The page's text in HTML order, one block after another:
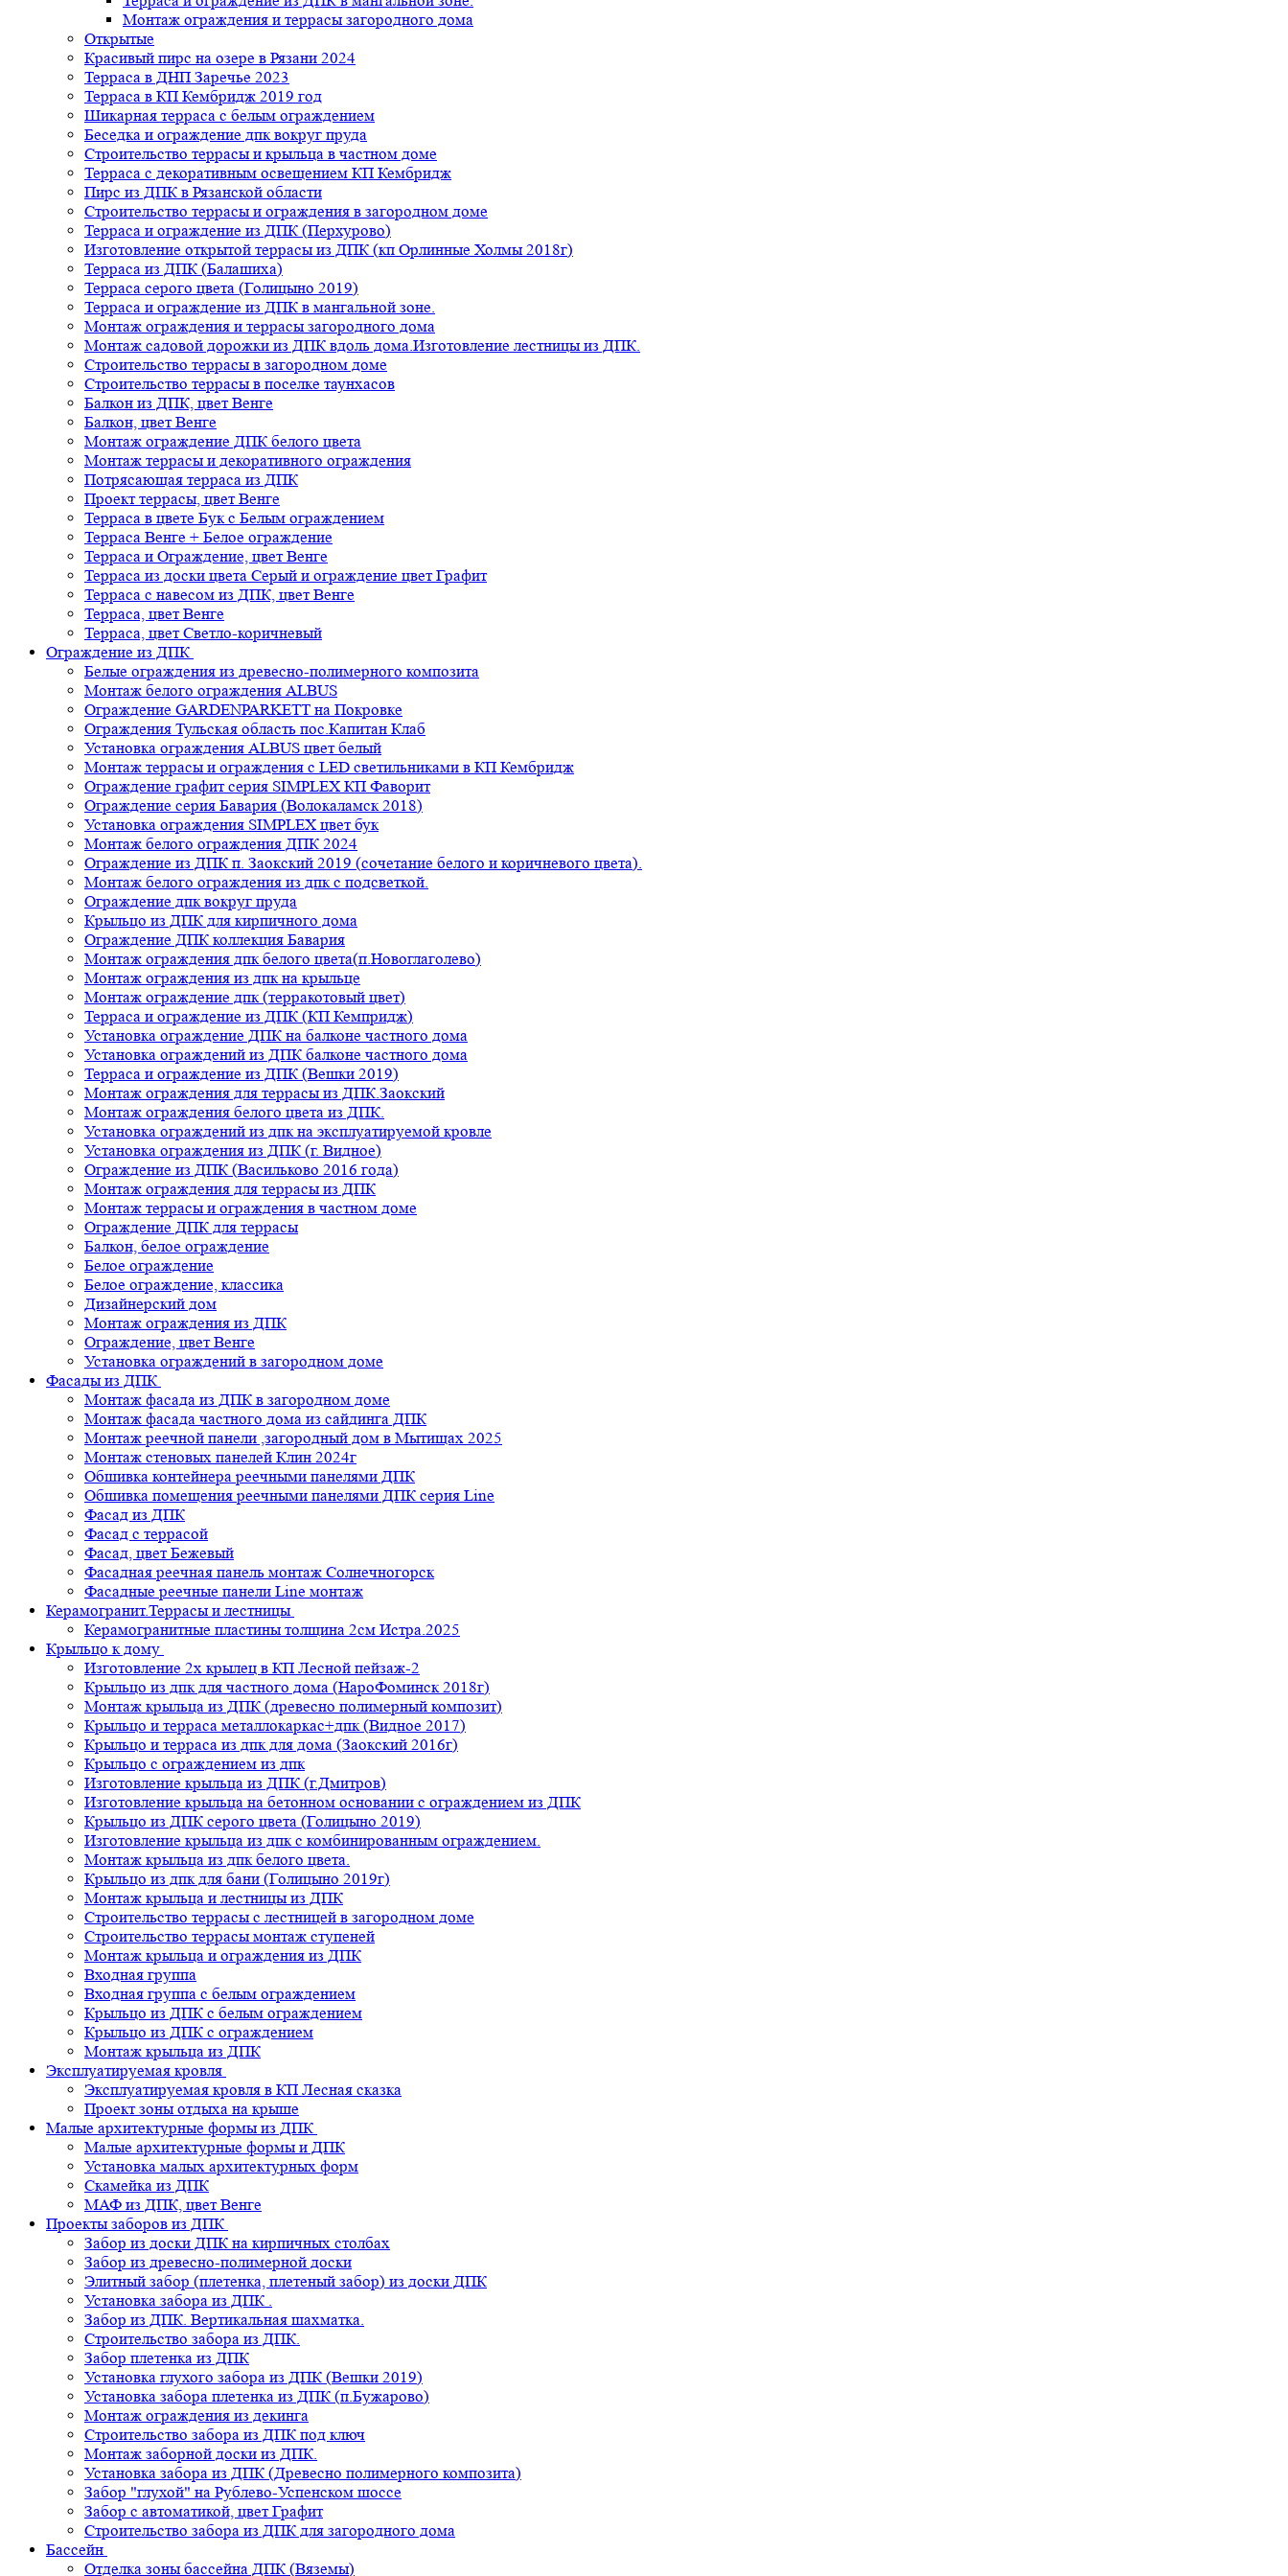
Монтаж ограждения и террасы загородного дома
Открытые
Красивый пирс на озере в Рязани 2024
Терраса в ДНП Заречье 2023
Терраса в КП Кембридж 2019 год
Шикарная терраса с белым ограждением
Беседка и ограждение дпк вокруг пруда
Строительство террасы и крыльца в частном доме
Терраса с декоративным освещением КП Кембридж
Пирс из ДПК в Рязанской области
Строительство террасы и ограждения в загородном доме
Терраса и ограждение из ДПК (Перхурово)
Изготовление открытой террасы из ДПК (кп Орлинные Холмы 2018г)
Терраса из ДПК (Балашиха)
Терраса серого цвета (Голицыно 2019)
Терраса и ограждение из ДПК в мангальной зоне.
Монтаж ограждения и террасы загородного дома
Монтаж садовой дорожки из ДПК вдоль дома.Изготовление лестницы из ДПК.
Строительство террасы в загородном доме
Строительство террасы в поселке таунхасов
Балкон из ДПК, цвет Венге
Балкон, цвет Венге
Монтаж ограждение ДПК белого цвета
Монтаж террасы и декоративного ограждения
Потрясающая терраса из ДПК
Проект террасы, цвет Венге
Терраса в цвете Бук с Белым ограждением
Терраса Венге + Белое ограждение
Терраса и Ограждение, цвет Венге
Терраса из доски цвета Серый и ограждение цвет Графит
Терраса с навесом из ДПК, цвет Венге
Терраса, цвет Венге
Терраса, цвет Светло-коричневый
Ограждение из ДПК
Белые ограждения из древесно-полимерного композита
Монтаж белого ограждения ALBUS
Ограждение GARDENPARKETT на Покровке
Ограждения Тульская область пос.Капитан Клаб
Установка ограждения ALBUS цвет белый
Монтаж террасы и ограждения с LED светильниками в КП Кембридж
Ограждение графит серия SIMPLEX КП Фаворит
Ограждение серия Бавария (Волокаламск 2018)
Установка ограждения SIMPLEX цвет бук
Монтаж белого ограждения ДПК 2024
Ограждение из ДПК п. Заокский 2019 (сочетание белого и коричневого цвета).
Монтаж белого ограждения из дпк с подсветкой.
Ограждение дпк вокруг пруда
Крыльцо из ДПК для кирпичного дома
Ограждение ДПК коллекция Бавария
Монтаж ограждения дпк белого цвета(п.Новоглаголево)
Монтаж ограждения из дпк на крыльце
Монтаж ограждение дпк (терракотовый цвет)
Терраса и ограждение из ДПК (КП Кемпридж)
Установка ограждение ДПК на балконе частного дома
Установка ограждений из ДПК балконе частного дома
Терраса и ограждение из ДПК (Вешки 2019)
Монтаж ограждения для террасы из ДПК.Заокский
Монтаж ограждения белого цвета из ДПК.
Установка ограждений из дпк на эксплуатируемой кровле
Установка ограждения из ДПК (г. Видное)
Ограждение из ДПК (Васильково 2016 года)
Монтаж ограждения для террасы из ДПК
Монтаж террасы и ограждения в частном доме
Ограждение ДПК для террасы
Балкон, белое ограждение
Белое ограждение
Белое ограждение, классика
Дизайнерский дом
Монтаж ограждения из ДПК
Ограждение, цвет Венге
Установка ограждений в загородном доме
Фасады из ДПК
Монтаж фасада из ДПК в загородном доме
Монтаж фасада частного дома из сайдинга ДПК
Монтаж реечной панели ,загородный дом в Мытищах 2025
Монтаж стеновых панелей Клин 2024г
Обшивка контейнера реечными панелями ДПК
Обшивка помещения реечными панелями ДПК серия Line
Фасад из ДПК
Фасад с террасой
Фасад, цвет Бежевый
Фасадная реечная панель монтаж Солнечногорск
Фасадные реечные панели Line монтаж
Керамогранит.Террасы и лестницы
Керамогранитные пластины толщина 2см Истра.2025
Крыльцо к дому
Изготовление 2х крылец в КП Лесной пейзаж-2
Крыльцо из дпк для частного дома (НароФоминск 2018г)
Монтаж крыльца из ДПК (древесно полимерный композит)
Крыльцо и терраса металлокаркас+дпк (Видное 2017)
Крыльцо и терраса из дпк для дома (Заокский 2016г)
Крыльцо с ограждением из дпк
Изготовление крыльца из ДПК (г.Дмитров)
Изготовление крыльца на бетонном основании с ограждением из ДПК
Крыльцо из ДПК серого цвета (Голицыно 2019)
Изготовление крыльца из дпк с комбинированным ограждением.
Монтаж крыльца из дпк белого цвета.
Крыльцо из дпк для бани (Голицыно 2019г)
Монтаж крыльца и лестницы из ДПК
Строительство террасы с лестницей в загородном доме
Строительство террасы монтаж ступеней
Монтаж крыльца и ограждения из ДПК
Входная группа
Входная группа с белым ограждением
Крыльцо из ДПК с белым ограждением
Крыльцо из ДПК с ограждением
Монтаж крыльца из ДПК
Эксплуатируемая кровля
Эксплуатируемая кровля в КП Лесная сказка
Проект зоны отдыха на крыше
Малые архитектурные формы из ДПК
Малые архитектурные формы и ДПК
Установка малых архитектурных форм
Скамейка из ДПК
МАФ из ДПК, цвет Венге
Проекты заборов из ДПК
Забор из доски ДПК на кирпичных столбах
Забор из древесно-полимерной доски
Элитный забор (плетенка, плетеный забор) из доски ДПК
Установка забора из ДПК .
Забор из ДПК. Вертикальная шахматка.
Строительство забора из ДПК.
Забор плетенка из ДПК
Установка глухого забора из ДПК (Вешки 2019)
Установка забора плетенка из ДПК (п.Бужарово)
Монтаж ограждения из декинга
Строительство забора из ДПК под ключ
Монтаж заборной доски из ДПК.
Установка забора из ДПК (Древесно полимерного композита)
Забор "глухой" на Рублево-Успенском шоссе
Забор с автоматикой, цвет Графит
Строительство забора из ДПК для загородного дома
Бассейн
Отделка зоны бассейна ДПК (Вяземы)